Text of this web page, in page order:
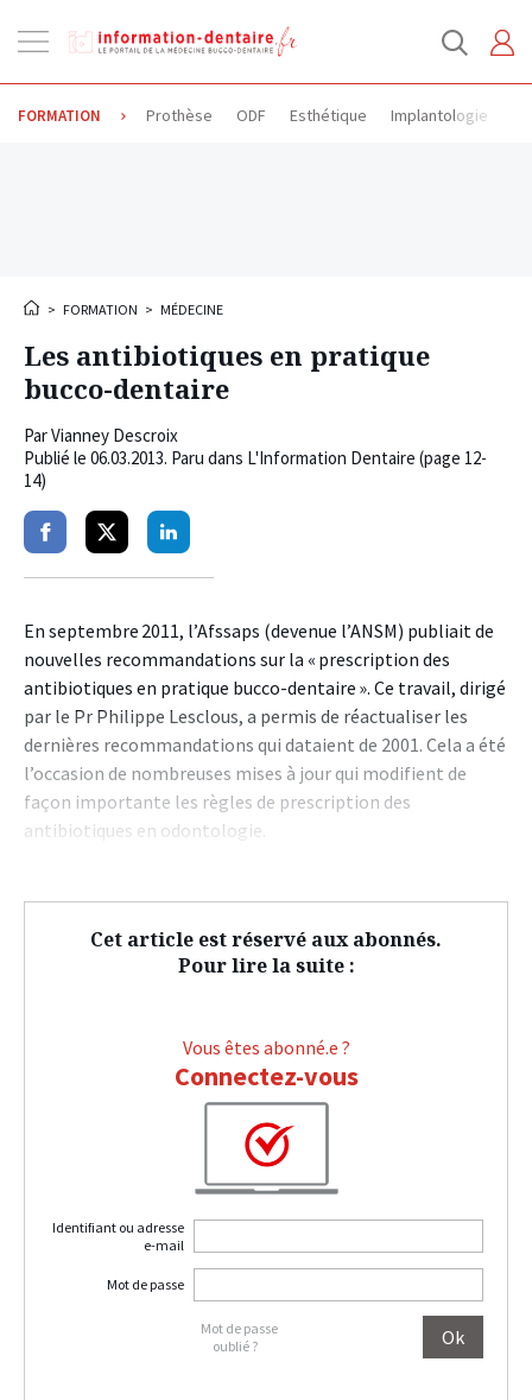
la
FORMATION Prothèse ODF Esthétique Implantologie
> FORMATION > MÉDECINE
Les antibiotiques en pratique
bucco-dentaire
ParVianney Descroix
Publié le 06.03.2013. Paru dans L'Information Dentaire (page 12-
14)
PartagerPartagerPartager
En septembre 2011, l’Afssaps (devenue l’ANSM) publiait de
nouvelles recommandations sur la « prescription des
antibiotiques en pratique bucco-dentaire ». Ce travail, dirigé
par le Pr Philippe Lesclous, a permis de réactualiser les
dernières recommandations qui dataient de 2001. Cela a été
l’occasion de nombreuses mises à jour qui modifient de
façon importante les règles de prescription des
antibiotiques en odontologie.
Cet article est réservé aux abonnés.
Pour lire la suite :
Vous êtes abonné.e ?
Connectez-vous
Identifiant ou adresse
e-mail
Mot de passe
Mot de passe
oublié ?